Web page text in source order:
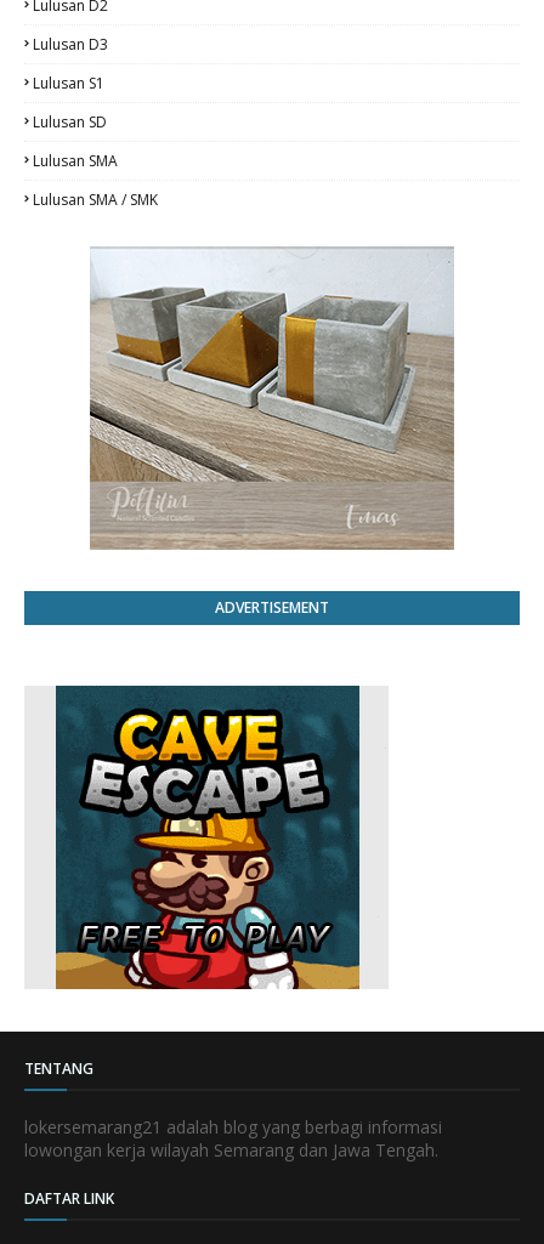
Lulusan D2
Lulusan D3
Lulusan S1
Lulusan SD
Lulusan SMA
Lulusan SMA / SMK
ADVERTISEMENT
TENTANG
lokersemarang21 adalah blog yang berbagi informasi
lowongan kerja wilayah Semarang dan Jawa Tengah.
DAFTAR LINK